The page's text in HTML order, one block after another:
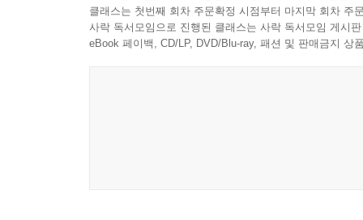
클래스는 첫번째 회차 주문확정 시점부터 마지막 회차 주
사락 독서모임으로 진행된 클래스는 사락 독서모임 게시
eBook 페이백, CD/LP, DVD/Blu-ray, 패션 및 판매금지 상